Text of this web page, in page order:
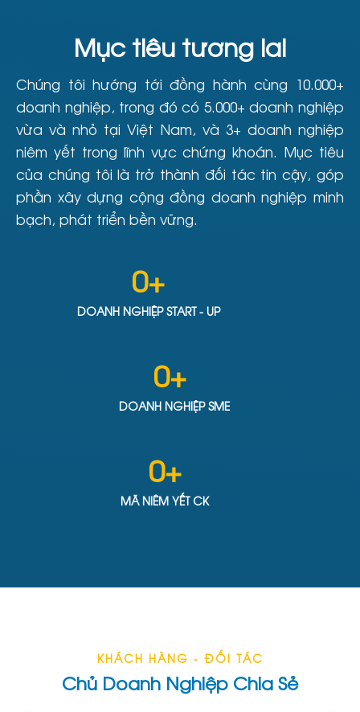
Mục tiêu tương lai
Chúng tôi hướng tới đồng hành cùng 10.000+
doanh nghiệp, trong đó có 5.000+ doanh nghiệp
vừa và nhỏ tại Việt Nam, và 3+ doanh nghiệp
niêm yết trong lĩnh vực chứng khoán. Mục tiêu
của chúng tôi là trở thành đối tác tin cậy, góp
phần xây dựng cộng đồng doanh nghiệp minh
bạch, phát triển bền vững.
DOANH NGHIỆP START - UP
0+
DOANH NGHIỆP SME
0+
MÃ NIÊM YẾT CK
0+
KHÁCH HÀNG - ĐỐI TÁC
Chủ Doanh Nghiệp Chia Sẻ